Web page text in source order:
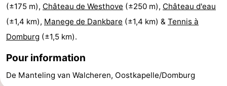
(±175 m), Château de Westhove (±250 m), Château d'eau
(±1,4 km), Manege de Dankbare (±1,4 km) & Tennis à
Domburg (±1,5 km).
Pour information
De Manteling van Walcheren, Oostkapelle/Domburg